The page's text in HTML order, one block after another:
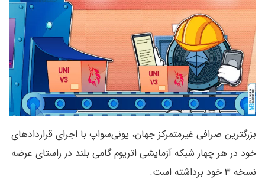
بزرگترین صرافی غیرمتمرکز جهان، یونی‌سواپ با اجرای قراردادهای
خود در هر چهار شبکه آزمایشی اتریوم گامی بلند در راستای عرضه
نسخه ۳ خود برداشته است.